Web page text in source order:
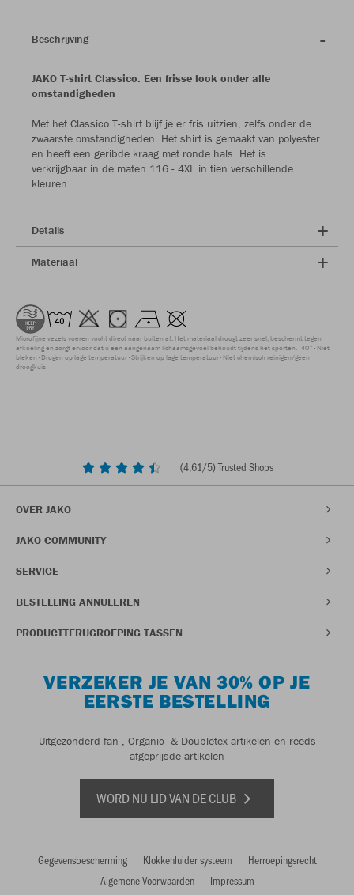
Beschrijving
JAKO T-shirt Classico: Een frisse look onder alle
omstandigheden
Met het Classico T-shirt blijf je er fris uitzien, zelfs onder de
zwaarste omstandigheden. Het shirt is gemaakt van polyester
en heeft een geribde kraag met ronde hals. Het is
verkrijgbaar in de maten 116 - 4XL in tien verschillende
kleuren.
Details
Materiaal
Microfijne vezels voeren vocht direct naar buiten af. Het materiaal droogt zeer snel, beschermt tegen
afkoeling en zorgt ervoor dat u een aangenaam lichaamsgevoel behoudt tijdens het sporten. 40° Niet
bleken Drogen op lage temperatuur Strijken op lage temperatuur Niet chemisch reinigen/geen
droogkuis
(4,61/5) Trusted Shops
OVER JAKO
JAKO COMMUNITY
SERVICE
BESTELLING ANNULEREN
PRODUCTTERUGROEPING TASSEN
VERZEKER JE VAN 30% OP JE
EERSTE BESTELLING
Uitgezonderd fan-, Organic- & Doubletex-artikelen en reeds
afgeprijsde artikelen
WORD NU LID VAN DE CLUB
Gegevensbescherming Klokkenluider systeem
Herroepingsrecht
Algemene Voorwaarden
Impressum